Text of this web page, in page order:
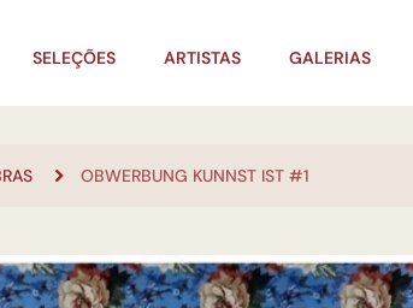
SELEÇÕES ARTISTAS GALERIAS
OBWERBUNG KUNNST IST #1